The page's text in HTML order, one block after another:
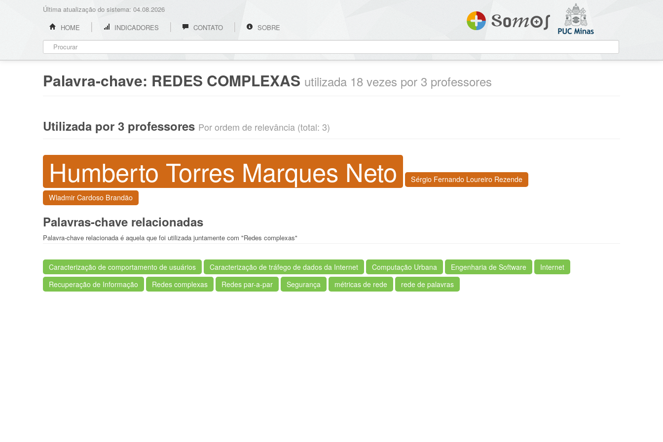
Última atualização do sistema: 04.08.2026
HOME
INDICADORES CONTATO SOBRE
Palavra-chave: REDES COMPLEXAS utilizada 18 vezes por 3 professores
Utilizada por 3 professores Por ordem de relevância (total: 3)
Humberto Torres Marques Neto
Sérgio Fernando Loureiro Rezende
Wladmir Cardoso Brandão
Palavras-chave relacionadas
Palavra-chave relacionada é aquela que foi utilizada juntamente com "Redes complexas"
Caracterização de comportamento de usuários Caracterização de tráfego de dados da Internet Computação Urbana Engenharia de Software
Internet
Recuperação de Informação
Redes complexas Redes par-a-par Segurança métricas de rede rede de palavras